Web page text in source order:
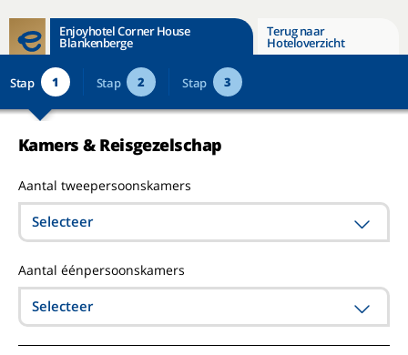
Enjoyhotel Corner House
Blankenberge
Terug naar
Hoteloverzicht
Stap 1 Stap 2 Stap 3
Kamers & Reisgezelschap
Aantal tweepersoonskamers
Selecteer
Aantal éénpersoonskamers
Selecteer